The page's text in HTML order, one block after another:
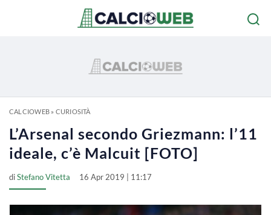
CALCIOWEB» CURIOSITÀ
L’Arsenal secondo Griezmann: l’11
ideale, c’è Malcuit [FOTO]
diStefano Vitetta 16 Apr 2019 | 11:17